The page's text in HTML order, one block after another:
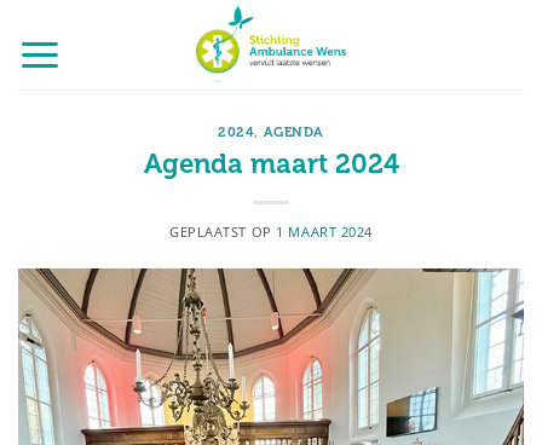
naar
inhoud
2024, AGENDA
Agenda maart 2024
GEPLAATST OP 1 MAART 2024